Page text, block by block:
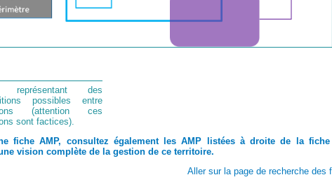
représentant des
possibles entre
(attention ces
sont factices).
fiche AMP, consultez également les AMP listées à droite de la
vision complète de la gestion de ce territoire.
Aller sur la page de recherche des